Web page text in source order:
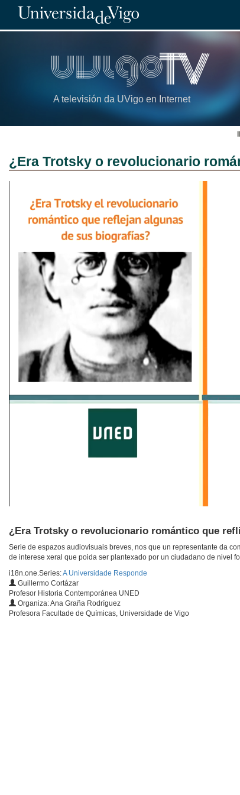
A televisión da UVigo en Internet
¿Era Trotsky o revolucionario
¿Era Trotsky o revolucionario romántico que
Serie de espazos audiovisuais breves, nos que un representante da
de interese xeral que poida ser plantexado por un ciudadano de nivel
i18n.one.Series:A Universidade Responde
Guillermo Cortázar
Profesor Historia Contemporánea UNED
Organiza: Ana Graña Rodríguez
Profesora Facultade de Químicas, Universidade de Vigo